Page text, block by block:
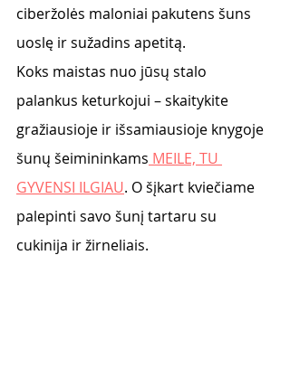
ciberžolės maloniai pakutens šuns
uoslę ir sužadins apetitą.
Koks maistas nuo jūsų stalo
palankus keturkojui – skaitykite
gražiausioje ir išsamiausioje knygoje
šunų šeimininkams MEILE, TU
GYVENSI ILGIAU. O šįkart kviečiame
palepinti savo šunį tartaru su
cukinija ir žirneliais.